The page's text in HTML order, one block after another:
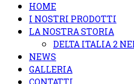
HOME
I NOSTRI PRODOTTI
LA NOSTRA STORIA
DELTA ITALIA 2
NEWS
GALLERIA